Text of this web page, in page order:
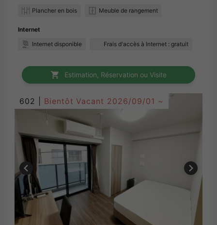
Plancher en bois
Meuble de rangement
Internet
Internet disponible
Frais d'accès à Internet : gratuit
Estimation, Réservation ou Visite
602 | Bientôt Vacant 2026/09/01 ~